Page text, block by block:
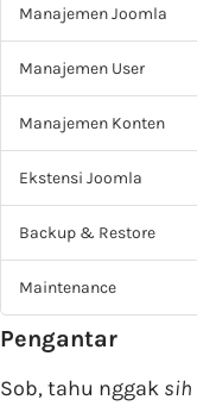
Manajemen Joomla
Manajemen User
Manajemen Konten
Ekstensi Joomla
Backup & Restore
Maintenance
Pengantar
Sob, tahu nggak sih